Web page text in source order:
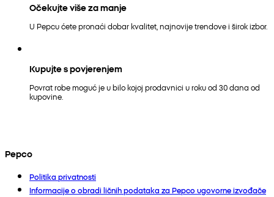
Očekujte više za manje
U Pepcu ćete pronaći dobar kvalitet, najnovije trendove i širok izbor.
Kupujte s povjerenjem
Povrat robe moguć je u bilo kojoj prodavnici u roku od 30 dana od
kupovine.
Pepco
Politika privatnosti
Informacije o obradi ličnih podataka za Pepco ugovorne izvođače